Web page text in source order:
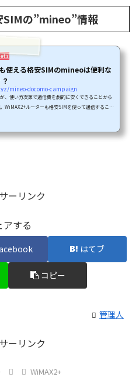
SIMの”mineo”情報
使える格安SIMのmineoは便利な
mineo-docomo-campaign
、使い方次第で通信費を劇的に安くできることから
WiMAX2+ルーターも格安SIMを使って通信すること
mineoを使ってできること、できないことをまとめ
ーリンク
アする
はてブ
コピー
管理人
ーリンク
WiMAX2+